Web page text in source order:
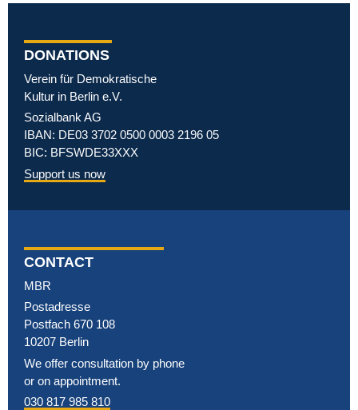
DONATIONS
Verein für Demokratische
Kultur in Berlin e.V.
Sozialbank AG
IBAN: DE03 3702 0500 0003 2196 05
BIC: BFSWDE33XXX
Support us now
CONTACT
MBR
Postadresse
Postfach 670 108
10207 Berlin
We offer consultation by phone
or on appointment.
030 817 985 810